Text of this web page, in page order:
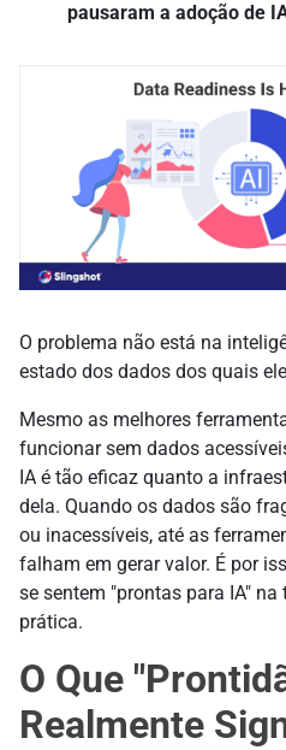
pausaram a adoção de
O problema não está na
estado dos dados dos quais
Mesmo as melhores
funcionar sem dados
IA é tão eficaz quanto a
dela. Quando os dados são
ou inacessíveis, até as
falham em gerar valor. É por
se sentem "prontas para IA"
prática.
O Que
Realmente